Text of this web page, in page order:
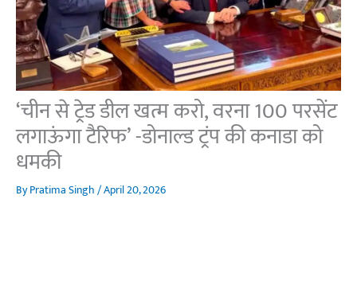
‘चीन से ट्रेड डील खत्म करो, वरना 100 परसेंट
लगाऊंगा टैरिफ’ -डोनाल्ड ट्रंप की कनाडा को
धमकी
ByPratima Singh/April 20, 2026